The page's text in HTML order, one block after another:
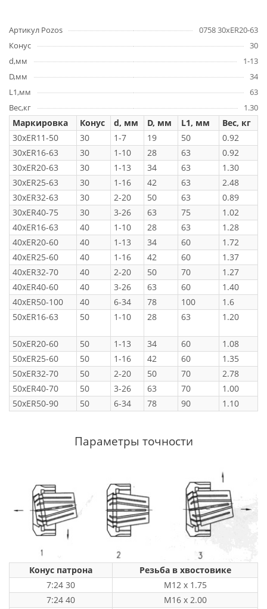
Артикул Pozos
0758 30xER20-63
Конус
30
d,мм
1-13
D,мм
34
L1,мм
63
Вес,кг
1.30
Маркировка Конус d, мм D, мм L1, мм
Вес, кг
30xER11-50
30 1-7 19 50
0.92
30xER16-63
30 1-10 28 63
0.92
30xER20-63
30 1-13 34 63
1.30
30xER25-63
30 1-16 42 63
2.48
30xER32-63
30 2-20 50 63
0.89
30xER40-75
30 3-26 63 75
1.02
40xER16-63
40 1-10 28 63
1.28
40xER20-60
40 1-13 34 60
1.72
40xER25-60
40 1-16 42 60
1.37
40xER32-70
40 2-20 50 70
1.27
40xER40-60
40 3-26 63 60
1.40
40xER50-100
40 6-34 78 100
1.6
50xER16-63
50 1-10 28 63 1.20
50xER20-60 50 1-13 34 60
1.08
50xER25-60
50 1-16 42 60
1.35
50xER32-70
50 2-20 50 70
2.78
50xER40-70
50 3-26 63 70
1.00
50xER50-90
50 6-34 78 90 1.10
Параметры точности
Конус патрона
Резьба в хвостовике
7:24 30
M12 x 1.75
7:24 40
M16 x 2.00